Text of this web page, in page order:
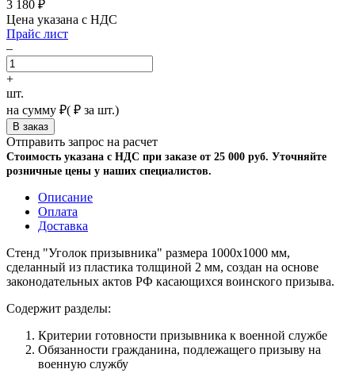
3 180 ₽
Цена указана с НДС
Прайс лист
–
+
шт.
на сумму ₽( ₽ за шт.)
Отправить запрос на расчет
Стоимость указана с НДС при заказе от 25 000 руб. Уточняйте
розничные цены у наших специалистов.
Описание
Оплата
Доставка
Стенд "Уголок призывника" размера 1000х1000 мм,
сделанный из пластика толщиной 2 мм, создан на основе
законодательных актов РФ касающихся воинского призыва.
Содержит разделы:
Критерии готовности призывника к военной службе
Обязанности гражданина, подлежащего призыву на
военную службу